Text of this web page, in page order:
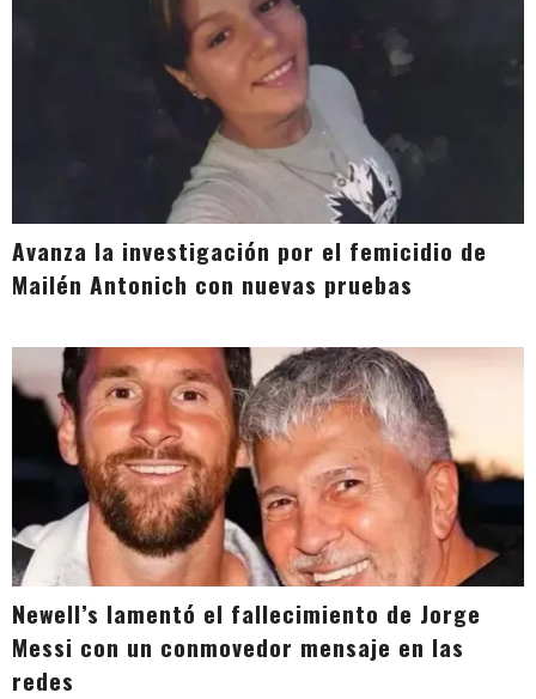
Avanza la investigación por el femicidio de
Mailén Antonich con nuevas pruebas
Newell’s lamentó el fallecimiento de Jorge
Messi con un conmovedor mensaje en las
redes